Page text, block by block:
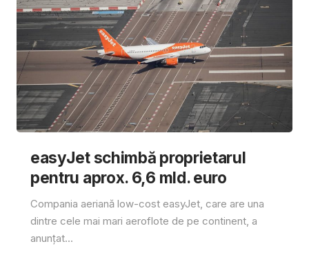
easyJet schimbă proprietarul
pentru aprox. 6,6 mld. euro
Compania aeriană low-cost easyJet, care are una
dintre cele mai mari aeroflote de pe continent, a
anunțat...